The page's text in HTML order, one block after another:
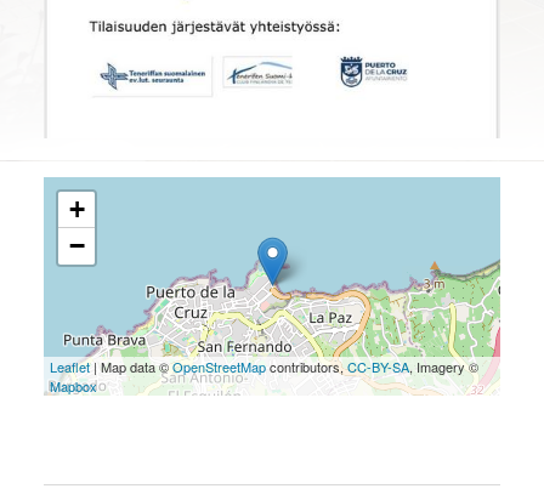
+
−
Leaflet| Map data ©OpenStreetMapcontributors,CC-BY-SA, Imagery ©
Mapbox